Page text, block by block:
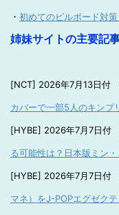
・ 初めてのビルボード対策
姉妹サイトの主要記
[NCT] 2026年7月13日付
カバーで一部5人のキンプ
[HYBE] 2026年7月7日付
る可能性は？日本版ミン
[HYBE] 2026年7月7日付
マネ）をJ-POPエグゼク